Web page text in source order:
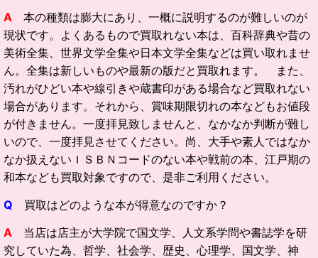
A
本の種類は膨大にあり、一概に説明するのが難しいのが
現状です。よくあるもので買取れない本は、百科辞典や昔の
美術全集、世界文学全集や日本文学全集などは買い取れませ
ん。全集は新しいものや最新の版だと買取れます。 また、
汚れがひどい本や線引きや蔵書印がある場合など買取れない
場合があります。それから、賞味期限切れの本などもお値段
が付きません。一度拝見致しませんと、なかなか判断が難し
いので、一度拝見させてください。尚、大手や素人ではなか
なか扱えないＩＳＢＮコードのない本や戦前の本、江戸期の
和本なども買取対象ですので、是非ご利用ください。
Q
買取はどのような本が得意なのですか？
A
当店は店主が大学院で国文学、人文系学問や書誌学を研
究していた為、哲学、社会学、歴史、心理学、国文学、神